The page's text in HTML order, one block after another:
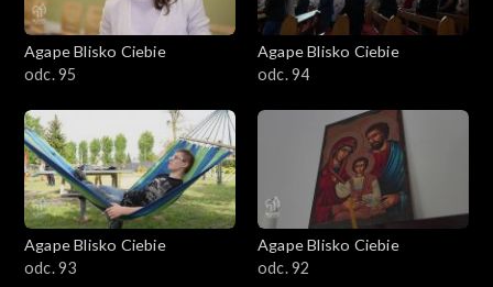
Agape Blisko Ciebie
odc. 95
Agape Blisko Ciebie
odc. 94
Agape Blisko Ciebie
odc. 93
Agape Blisko Ciebie
odc. 92